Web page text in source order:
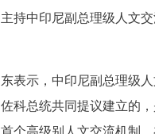
能源 房
健康 信
持中印尼副总理级人文
示，中印尼副总理级人
科总统共同提议建立的
个高级别人文交流机制